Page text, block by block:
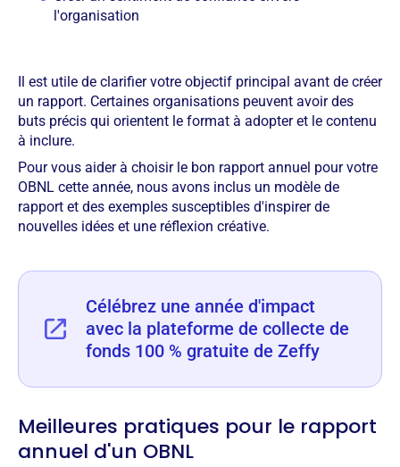
l'organisation
Il est utile de clarifier votre objectif principal avant de créer
un rapport. Certaines organisations peuvent avoir des
buts précis qui orientent le format à adopter et le contenu
à inclure.
Pour vous aider à choisir le bon rapport annuel pour votre
OBNL cette année, nous avons inclus un modèle de
rapport et des exemples susceptibles d'inspirer de
nouvelles idées et une réflexion créative.
Célébrez une année d'impact
avec la plateforme de collecte de
fonds 100 % gratuite de Zeffy
Meilleures pratiques pour le rapport
annuel d'un OBNL